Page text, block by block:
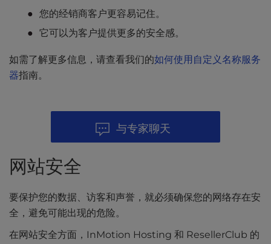
您的经销商客户更容易记住。
它可以为客户提供更多的安全感。
如需了解更多信息，请查看我们的如何使用自定义名称服务
器指南。
与专家聊天
网站安全
要保护您的数据、访客和声誉，就必须确保您的网络存在安
全，避免可能出现的危险。
在网站安全方面，InMotion Hosting 和 ResellerClub 的